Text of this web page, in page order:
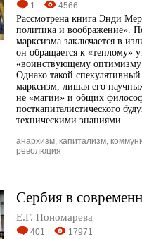
1 4566
Рассмотрена книга Энди
политика и воображение».
марксизма заключается в
он обращается к «теплому»
«воинствующему
Однако такой
марксизм, лишая его
не «магии» и общих
посткапиталистического
техническими знаниями.
анархизм, капитализм,
революция
Сербия в
Е.Г. Пономарева
401 17971